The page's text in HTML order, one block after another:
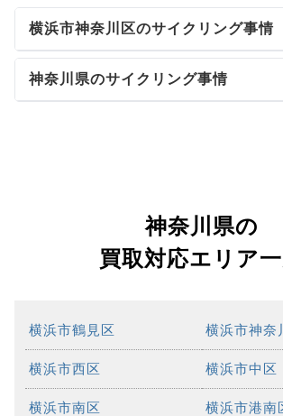
横浜市神奈川区のサイクリング事情
神奈川県のサイクリング事情
神奈川県の
買取対応エリア
横浜市鶴見区 横浜市神奈
横浜市西区 横浜市中区
横浜市南区 横浜市港南